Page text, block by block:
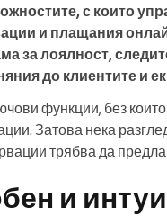
с които
и плащания
за лоялност,
до клиентите и
функции, без
Затова нека
трябва да
и